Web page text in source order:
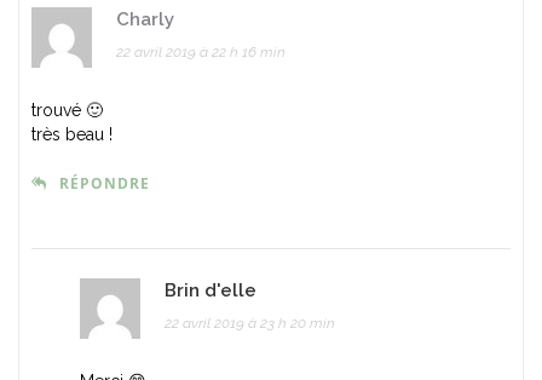
Charly
22 avril 2019 à 22 h 16 min
trouvé 🙂
très beau !
RÉPONDRE
Brin d'elle
22 avril 2019 à 23 h 20 min